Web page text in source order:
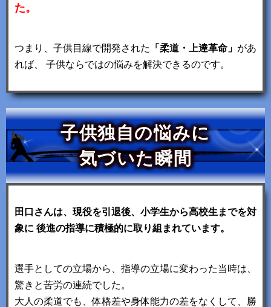
た。
つまり、子供目線で開発された 「柔道・上達革命」 があ
れば、
子供ならではの悩みを解決できるのです。
子供独自の悩みに
気づいた瞬間
田口さんは、現役を引退後、小学生から高校生までを対
象に 後進の指導に積極的に取り組まれています。
選手としての立場から、指導の立場に変わった当時は、
驚きと苦労の連続でした。
大人の柔道でも、体格差や身体能力の差をなくして、勝